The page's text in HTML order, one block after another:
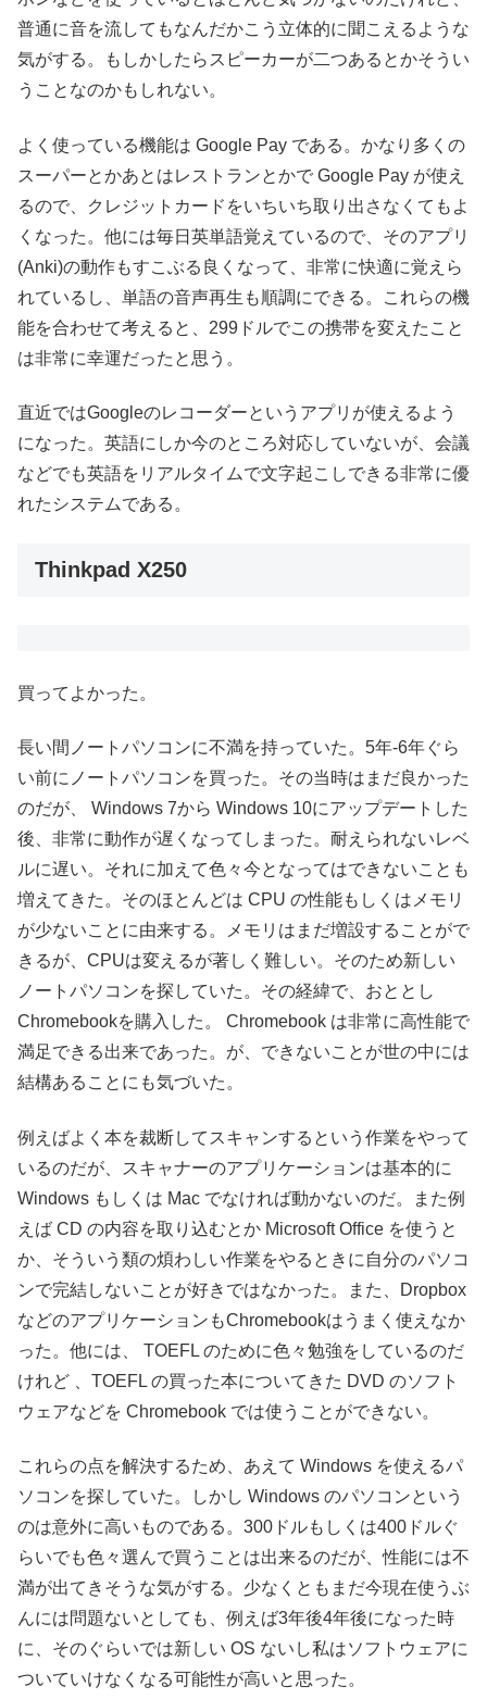
普通に音を流してもなんだかこう立体的に聞こえるような
気がする。もしかしたらスピーカーが二つあるとかそうい
うことなのかもしれない。
よく使っている機能は Google Pay である。かなり多くの
スーパーとかあとはレストランとかで Google Pay が使え
るので、クレジットカードをいちいち取り出さなくてもよ
くなった。他には毎日英単語覚えているので、そのアプリ
(Anki)の動作もすこぶる良くなって、非常に快適に覚えら
れているし、単語の音声再生も順調にできる。これらの機
能を合わせて考えると、299ドルでこの携帯を変えたこと
は非常に幸運だったと思う。
直近ではGoogleのレコーダーというアプリが使えるよう
になった。英語にしか今のところ対応していないが、会議
などでも英語をリアルタイムで文字起こしできる非常に優
れたシステムである。
Thinkpad X250
買ってよかった。
長い間ノートパソコンに不満を持っていた。5年-6年ぐら
い前にノートパソコンを買った。その当時はまだ良かった
のだが、 Windows 7から Windows 10にアップデートした
後、非常に動作が遅くなってしまった。耐えられないレベ
ルに遅い。それに加えて色々今となってはできないことも
増えてきた。そのほとんどは CPU の性能もしくはメモリ
が少ないことに由来する。メモリはまだ増設することがで
きるが、CPUは変えるが著しく難しい。そのため新しい
ノートパソコンを探していた。その経緯で、おととし
Chromebookを購入した。 Chromebook は非常に高性能で
満足できる出来であった。が、できないことが世の中には
結構あることにも気づいた。
例えばよく本を裁断してスキャンするという作業をやって
いるのだが、スキャナーのアプリケーションは基本的に
Windows もしくは Mac でなければ動かないのだ。また例
えば CD の内容を取り込むとか Microsoft Office を使うと
か、そういう類の煩わしい作業をやるときに自分のパソコ
ンで完結しないことが好きではなかった。また、Dropbox
などのアプリケーションもChromebookはうまく使えなか
った。他には、 TOEFL のために色々勉強をしているのだ
けれど 、TOEFL の買った本についてきた DVD のソフト
ウェアなどを Chromebook では使うことができない。
これらの点を解決するため、あえて Windows を使えるパ
ソコンを探していた。しかし Windows のパソコンという
のは意外に高いものである。300ドルもしくは400ドルぐ
らいでも色々選んで買うことは出来るのだが、性能には不
満が出てきそうな気がする。少なくともまだ今現在使うぶ
んには問題ないとしても、例えば3年後4年後になった時
に、そのぐらいでは新しい OS ないし私はソフトウェアに
ついていけなくなる可能性が高いと思った。